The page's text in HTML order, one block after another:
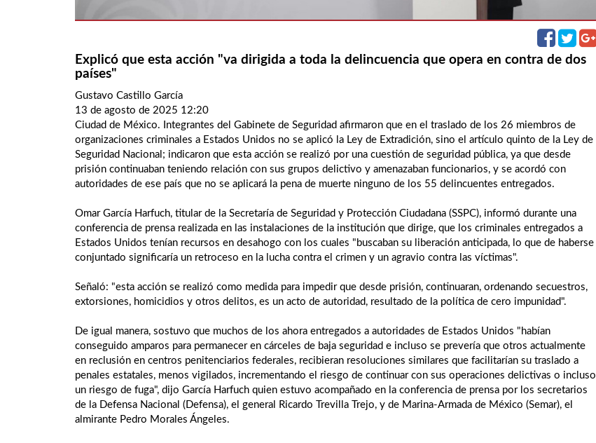
Explicó que esta acción "va dirigida a toda la delincuencia que opera en contra de dos
países"
Gustavo Castillo García
13 de agosto de 2025 12:20
Ciudad de México. Integrantes del Gabinete de Seguridad afirmaron que en el traslado de los 26 miembros de
organizaciones criminales a Estados Unidos no se aplicó la Ley de Extradición, sino el artículo quinto de la Ley de
Seguridad Nacional; indicaron que esta acción se realizó por una cuestión de seguridad pública, ya que desde
prisión continuaban teniendo relación con sus grupos delictivo y amenazaban funcionarios, y se acordó con
autoridades de ese país que no se aplicará la pena de muerte ninguno de los 55 delincuentes entregados.
Omar García Harfuch, titular de la Secretaría de Seguridad y Protección Ciudadana (SSPC), informó durante una
conferencia de prensa realizada en las instalaciones de la institución que dirige, que los criminales entregados a
Estados Unidos tenían recursos en desahogo con los cuales "buscaban su liberación anticipada, lo que de haberse
conjuntado significaría un retroceso en la lucha contra el crimen y un agravio contra las víctimas".
Señaló: "esta acción se realizó como medida para impedir que desde prisión, continuaran, ordenando secuestros,
extorsiones, homicidios y otros delitos, es un acto de autoridad, resultado de la política de cero impunidad".
De igual manera, sostuvo que muchos de los ahora entregados a autoridades de Estados Unidos "habían
conseguido amparos para permanecer en cárceles de baja seguridad e incluso se prevería que otros actualmente
en reclusión en centros penitenciarios federales, recibieran resoluciones similares que facilitarían su traslado a
penales estatales, menos vigilados, incrementando el riesgo de continuar con sus operaciones delictivas o incluso
un riesgo de fuga", dijo García Harfuch quien estuvo acompañado en la conferencia de prensa por los secretarios
de la Defensa Nacional (Defensa), el general Ricardo Trevilla Trejo, y de Marina-Armada de México (Semar), el
almirante Pedro Morales Ángeles.